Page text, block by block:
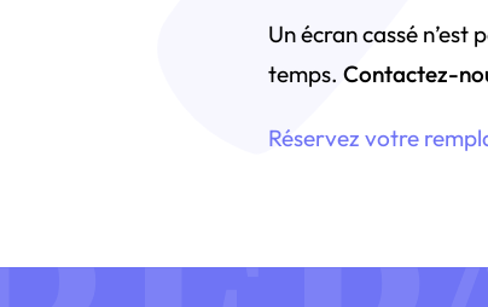
Un écran cassé n’est
temps. Contactez-
Réservez votre